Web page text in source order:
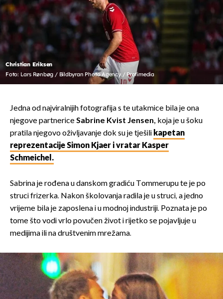
Christian Eriksen
Foto: Lars Rønbøg / Bildbyran Photo Agency / Profimedia
Jedna od najviralnijih fotografija s te utakmice bila je ona
njegove partnericeSabrine Kvist Jensen, koja je u šoku
pratila njegovo oživljavanje dok su je tješili kapetan
reprezentacije Simon Kjaer i vratar Kasper
Schmeichel.
Sabrina je rođena u danskom gradiću Tommerupu te je po
struci frizerka. Nakon školovanja radila je u struci, a jedno
vrijeme bila je zaposlena i u modnoj industriji. Poznata je po
tome što vodi vrlo povučen život i rijetko se pojavljuje u
medijima ili na društvenim mrežama.